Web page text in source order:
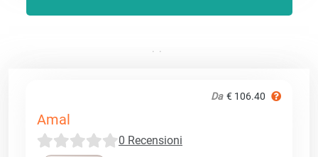
Da € 106.40
Amal
0 Recensioni